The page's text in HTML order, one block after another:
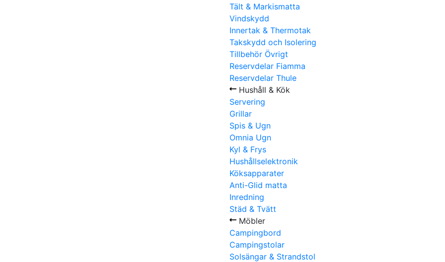
Tält & Markismatta
Vindskydd
Innertak & Thermotak
Takskydd och Isolering
Tillbehör Övrigt
Reservdelar Fiamma
Reservdelar Thule
Hushåll & Kök
Servering
Grillar
Spis & Ugn
Omnia Ugn
Kyl & Frys
Hushållselektronik
Köksapparater
Anti-Glid matta
Inredning
Städ & Tvätt
Möbler
Campingbord
Campingstolar
Solsängar & Strandstol